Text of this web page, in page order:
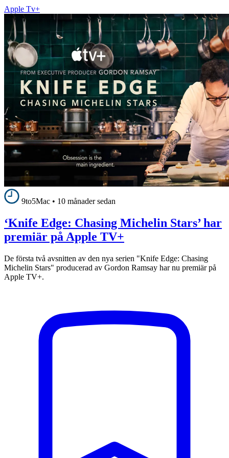
Apple Tv+
9to5Mac • 10 månader sedan
‘Knife Edge: Chasing Michelin Stars’ har
premiär på Apple TV+
De första två avsnitten av den nya serien "Knife Edge: Chasing
Michelin Stars" producerad av Gordon Ramsay har nu premiär på
Apple TV+.